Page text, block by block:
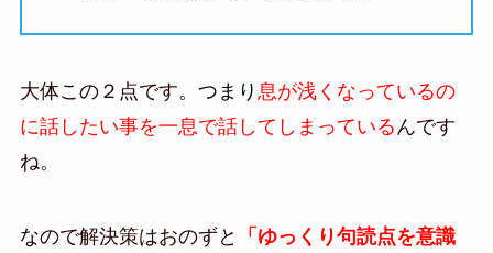
大体この２点です。 つまり 息が浅くなっているの
に話したい事を一息で話してしまっている んです
ね。
なので解決策はおのずと
「ゆっくり句読点を意識